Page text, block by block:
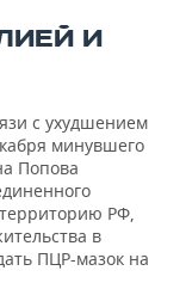
И
с ухудшением
минувшего
Попова
РФ,
в
ПЦР-мазок на